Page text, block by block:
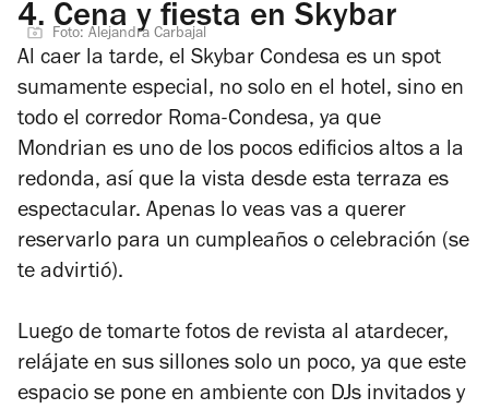
4. Cena y fiesta en Skybar
Foto: Alejandra Carbajal
Al caer la tarde, el Skybar Condesa es un spot
sumamente especial, no solo en el hotel, sino en
todo el corredor Roma-Condesa, ya que
Mondrian es uno de los pocos edificios altos a la
redonda, así que la vista desde esta terraza es
espectacular. Apenas lo veas vas a querer
reservarlo para un cumpleaños o celebración (se
te advirtió).
Luego de tomarte fotos de revista al atardecer,
relájate en sus sillones solo un poco, ya que este
espacio se pone en ambiente con DJs invitados y